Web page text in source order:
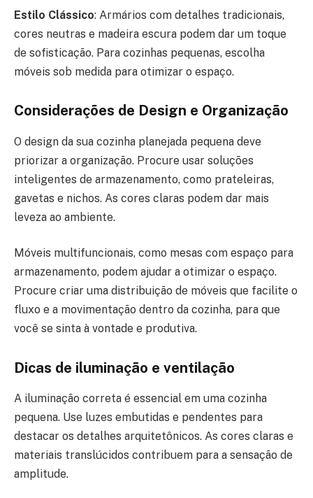
Estilo Clássico: Armários com detalhes tradicionais,
cores neutras e madeira escura podem dar um toque
de sofisticação. Para cozinhas pequenas, escolha
móveis sob medida para otimizar o espaço.
Considerações de Design e Organização
O design da sua cozinha planejada pequena deve
priorizar a organização. Procure usar soluções
inteligentes de armazenamento, como prateleiras,
gavetas e nichos. As cores claras podem dar mais
leveza ao ambiente.
Móveis multifuncionais, como mesas com espaço para
armazenamento, podem ajudar a otimizar o espaço.
Procure criar uma distribuição de móveis que facilite o
fluxo e a movimentação dentro da cozinha, para que
você se sinta à vontade e produtiva.
Dicas de iluminação e ventilação
A iluminação correta é essencial em uma cozinha
pequena. Use luzes embutidas e pendentes para
destacar os detalhes arquitetônicos. As cores claras e
materiais translúcidos contribuem para a sensação de
amplitude.